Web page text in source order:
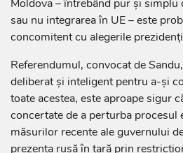
Moldova – întrebând pur și
sau nu integrarea în UE – este
concomitent cu alegerile
Referendumul, convocat de
deliberat și inteligent pentru a-și
toate acestea, este aproape sigur
concertate de a perturba procesul
măsurilor recente ale guvernului
prezența rusă în țară prin